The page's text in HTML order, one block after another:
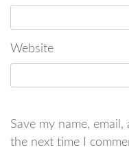
Website
Save my name,
the next time I